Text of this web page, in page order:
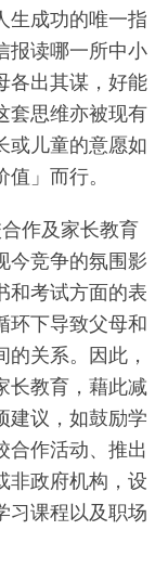
生成功的唯一指
报读哪一所中小
各出其谋，好能
套思维亦被现有
或儿童的意愿如
」而行。
作及家长教育
今竞争的氛围影
和考试方面的表
环下导致父母和
关系。因此，
长教育，藉此减
建议，如鼓励学
合作活动、推出
非政府机构，设
习课程以及职场